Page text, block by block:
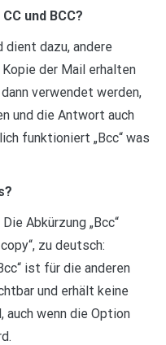
und BCC?
dient dazu, andere
der Mail erhalten
verwendet werden,
und die Antwort auch
funktioniert „Bcc“ was
Abkürzung „Bcc“
zu deutsch:
ist für die anderen
und erhält keine
auch wenn die Option